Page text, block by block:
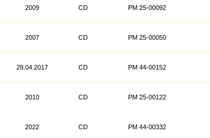
2009 CD PM 25-00092
2007 CD PM 25-00050
28.04.2017 CD PM 44-00152
2010 CD PM 25-00122
2022 CD PM 44-00332